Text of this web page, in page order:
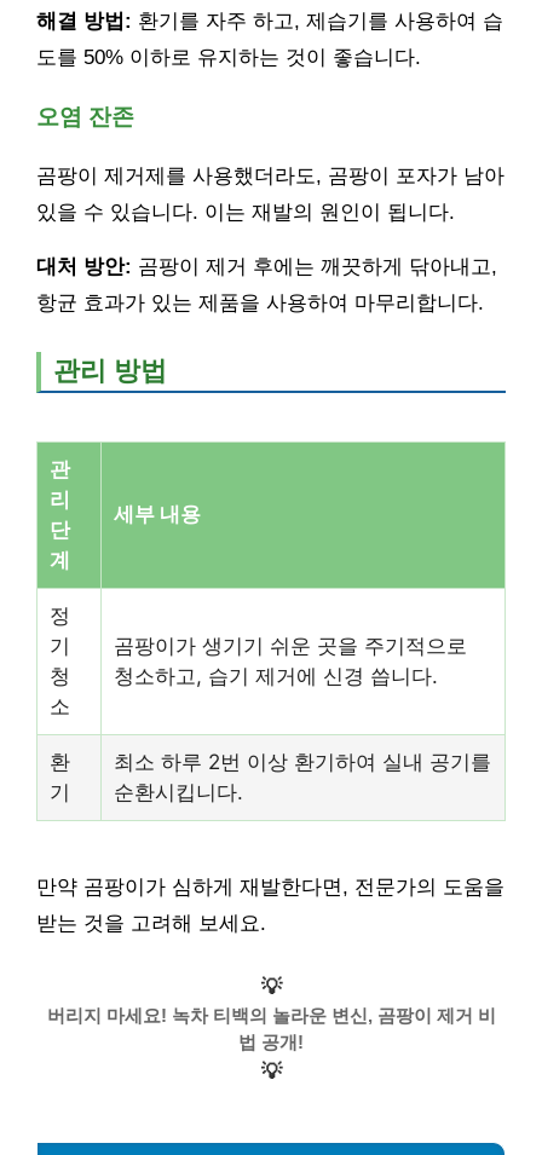
해결 방법: 환기를 자주 하고, 제습기를 사용하여 습
도를 50% 이하로 유지하는 것이 좋습니다.
오염 잔존
곰팡이 제거제를 사용했더라도, 곰팡이 포자가 남아
있을 수 있습니다. 이는 재발의 원인이 됩니다.
대처 방안: 곰팡이 제거 후에는 깨끗하게 닦아내고,
항균 효과가 있는 제품을 사용하여 마무리합니다.
관리 방법
관
리
단
계
세부 내용
정
기
청
소
곰팡이가 생기기 쉬운 곳을 주기적으로
청소하고, 습기 제거에 신경 씁니다.
환
기
최소 하루 2번 이상 환기하여 실내 공기를
순환시킵니다.
만약 곰팡이가 심하게 재발한다면, 전문가의 도움을
받는 것을 고려해 보세요.
💡
버리지 마세요! 녹차 티백의 놀라운 변신, 곰팡이 제거 비
법 공개!
💡